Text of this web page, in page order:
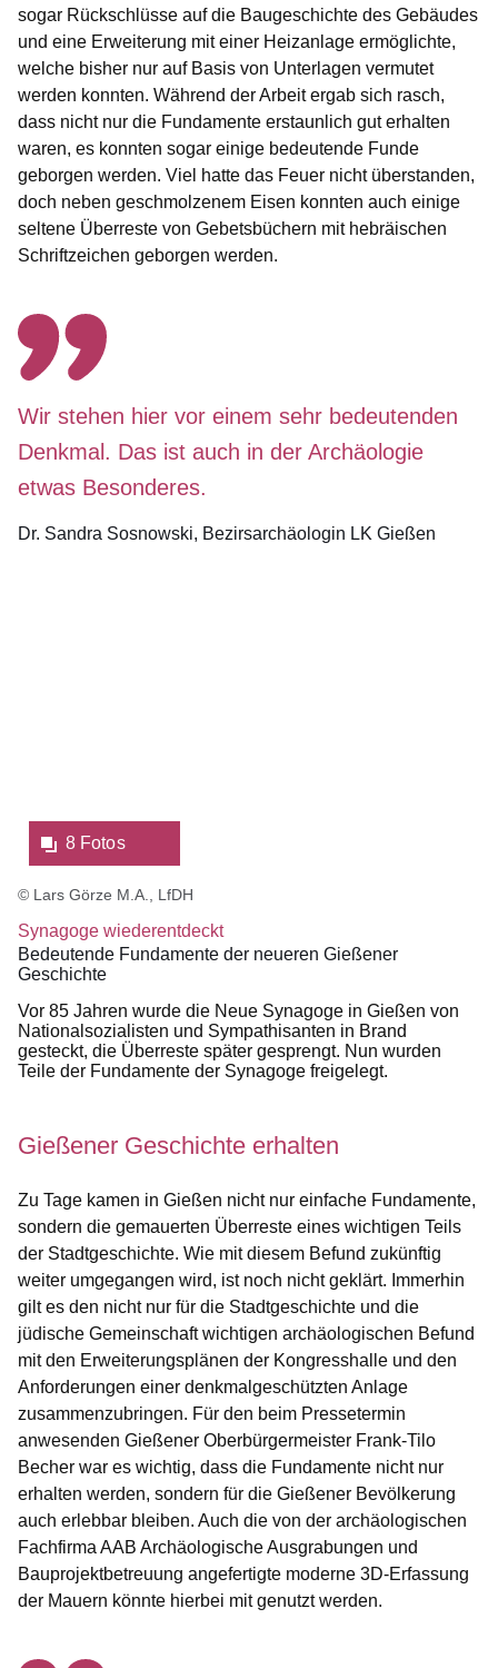
sogar Rückschlüsse auf die Baugeschichte des Gebäudes
und eine Erweiterung mit einer Heizanlage ermöglichte,
welche bisher nur auf Basis von Unterlagen vermutet
werden konnten. Während der Arbeit ergab sich rasch,
dass nicht nur die Fundamente erstaunlich gut erhalten
waren, es konnten sogar einige bedeutende Funde
geborgen werden. Viel hatte das Feuer nicht überstanden,
doch neben geschmolzenem Eisen konnten auch einige
seltene Überreste von Gebetsbüchern mit hebräischen
Schriftzeichen geborgen werden.
Wir stehen hier vor einem sehr bedeutenden
Denkmal. Das ist auch in der Archäologie
etwas Besonderes.
Dr. Sandra Sosnowski Bezirsarchäologin LK Gießen
8 Fotos
© Lars Görze M.A., LfDH
Synagoge wiederentdeckt
Bedeutende Fundamente der neueren Gießener
Geschichte
Vor 85 Jahren wurde die Neue Synagoge in Gießen von
Nationalsozialisten und Sympathisanten in Brand
gesteckt, die Überreste später gesprengt. Nun wurden
Teile der Fundamente der Synagoge freigelegt.
Gießener Geschichte erhalten
Zu Tage kamen in Gießen nicht nur einfache Fundamente,
sondern die gemauerten Überreste eines wichtigen Teils
der Stadtgeschichte. Wie mit diesem Befund zukünftig
weiter umgegangen wird, ist noch nicht geklärt. Immerhin
gilt es den nicht nur für die Stadtgeschichte und die
jüdische Gemeinschaft wichtigen archäologischen Befund
mit den Erweiterungsplänen der Kongresshalle und den
Anforderungen einer denkmalgeschützten Anlage
zusammenzubringen. Für den beim Pressetermin
anwesenden Gießener Oberbürgermeister Frank-Tilo
Becher war es wichtig, dass die Fundamente nicht nur
erhalten werden, sondern für die Gießener Bevölkerung
auch erlebbar bleiben. Auch die von der archäologischen
Fachfirma AAB Archäologische Ausgrabungen und
Bauprojektbetreuung angefertigte moderne 3D-Erfassung
der Mauern könnte hierbei mit genutzt werden.